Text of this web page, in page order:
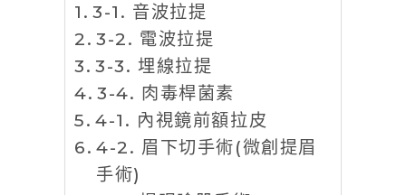
3-1. 音波拉提
3-2. 電波拉提
3-3. 埋線拉提
3-4. 肉毒桿菌素
4-1. 內視鏡前額拉皮
4-2. 眉下切手術(微創提眉
手術)